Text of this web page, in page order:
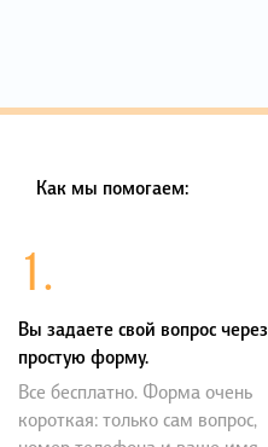
Как мы помогаем:
1.
Вы задаете свой вопрос через
простую форму.
Все бесплатно. Форма очень
короткая: только сам вопрос,